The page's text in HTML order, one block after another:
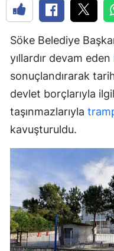
Söke Belediye
yıllardır devam eden
sonuçlandırarak
devlet borçlarıyla
taşınmazlarıyla
kavuşturuldu.